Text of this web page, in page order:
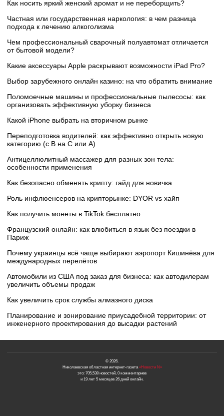
Как носить яркий женский аромат и не переборщить?
Частная или государственная наркология: в чем разница
подхода к лечению алкоголизма
Чем профессиональный сварочный полуавтомат отличается
от бытовой модели?
Какие аксессуары Apple раскрывают возможности iPad Pro?
Выбор зарубежного онлайн казино: на что обратить внимание
Поломоечные машины и профессиональные пылесосы: как
организовать эффективную уборку бизнеса
Какой iPhone выбрать на вторичном рынке
Переподготовка водителей: как эффективно открыть новую
категорию (с B на C или А)
Антицеллюлитный массажер для разных зон тела:
особенности применения
Как безопасно обменять крипту: гайд для новичка
Роль инфлюенсеров на крипторынке: DYOR vs хайп
Как получить монеты в TikTok бесплатно
Французский онлайн: как влюбиться в язык без поездки в
Париж
Почему украинцы всё чаще выбирают аэропорт Кишинёва для
международных перелётов
Автомобили из США под заказ для бизнеса: как автодилерам
увеличить объемы продаж
Как увеличить срок службы алмазного диска
Планирование и зонирование приусадебной территории: от
инженерного проектирования до высадки растений
© 2026.
Николаевская областная интернет-газета«Новости N»
это: 705,538 новостей, 0 комментариев
и 19 лет 5 месяцев 26 дней онлайн.